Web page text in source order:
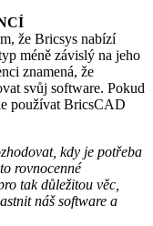
že Bricsys nabízí
méně závislý na jeho
znamená, že
svůj software. Pokud
používat BricsCAD
kdy je potřeba
rovnocenné
tak důležitou věc,
náš software a